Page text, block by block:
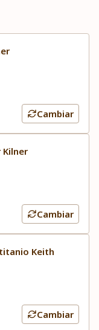
Cambiar
Kilner
Cambiar
Keith
Cambiar